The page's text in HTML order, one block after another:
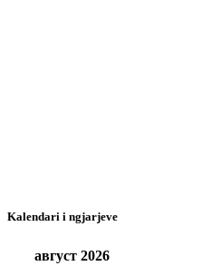
Kalendari i ngjarjeve
август 2026